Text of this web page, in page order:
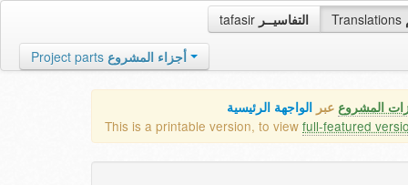
tafasir التفاسيــر Translations
Project parts أجزاء المشروع
المشروع عبر الواجهة الرئيسية
This is a printable version, to view full-featured